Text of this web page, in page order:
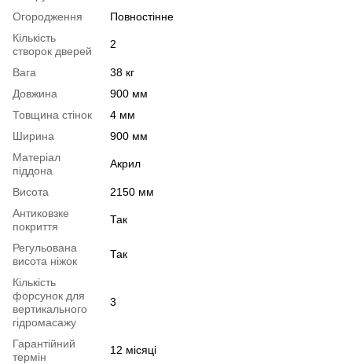
Огородження
Повностінне
Кількість
створок дверей
2
Вага
38 кг
Довжина
900 мм
Товщина стінок
4 мм
Ширина
900 мм
Матеріал
піддона
Акрил
Висота
2150 мм
Антиковзке
покриття
Так
Регульована
висота ніжок
Так
Кількість
форсунок для
вертикального
гідромасажу
3
Гарантійний
термін
12 місяці